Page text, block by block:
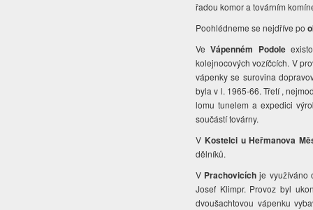
řadou komor a továrním
Poohlédneme se nejdříve po
VeVápenném Podole
kolejnocových vozíčcích. V
vápenky se surovina
byla v l. 1965-66. Třetí ,
lomu tunelem a expedici
součástí továrny.
V Kostelci u Heřmanova
dělníků.
V Prachovicích je využíváno
Josef Klimpr. Provoz byl
dvoušachtovou vápenku